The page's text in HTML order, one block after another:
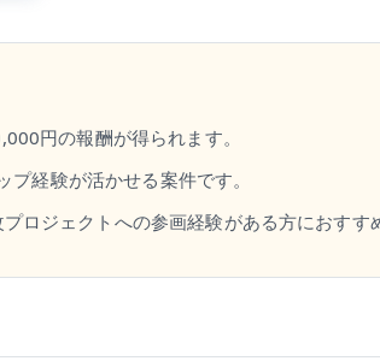
円の報酬が得られます。
経験が活かせる案件です。
ロジェクトへの参画経験がある方におすす